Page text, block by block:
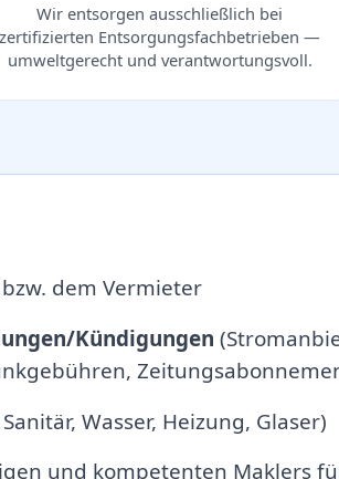
Wir entsorgen ausschließlich bei
zertifizierten Entsorgungsfachbetrieben —
umweltgerecht und verantwortungsvoll.
dem Vermieter
Kündigungen
Wasser, Heizung, Glaser)
und kompetenten Maklers